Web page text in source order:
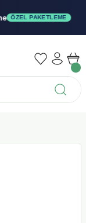
ÖZEL PAKETLEME